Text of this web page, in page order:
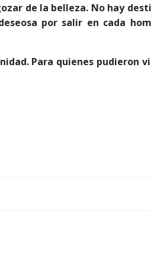
de la belleza. No hay
por salir en cada
Para quienes pudieron